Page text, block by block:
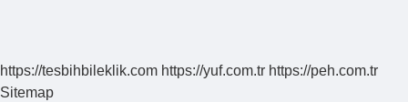
https://tesbihbileklik.com https://yuf.com.tr https://peh.com.tr
Sitemap